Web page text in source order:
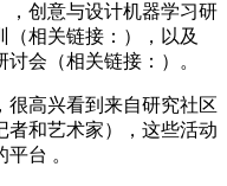
，创意与设计机器学习研
相关链接：），以及
会（相关链接：）。
高兴看到来自研究社区
者和艺术家），这些活动
台 。